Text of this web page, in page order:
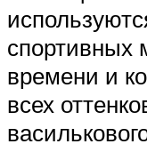
спортивных
времени и
всех